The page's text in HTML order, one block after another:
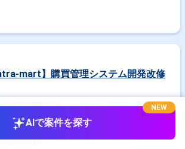
mart】購買管理システム開発改修
ンライン商談OK
ランス)
AIで案件を探す
NEW